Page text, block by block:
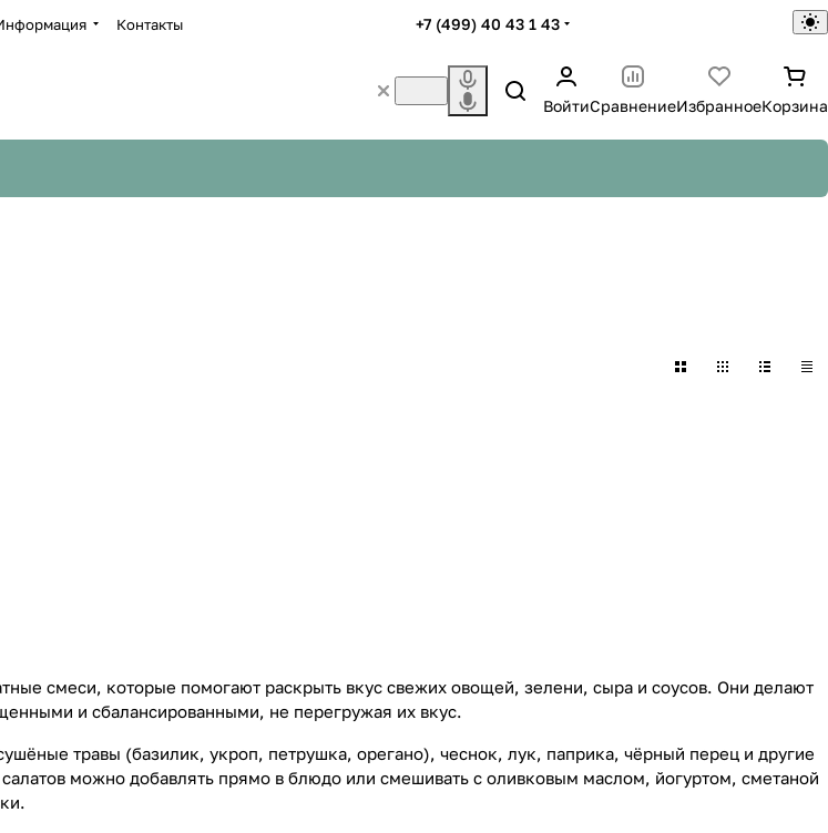
Контакты +7 (499) 40 43 1 43
ВойтиСравнениеИзбранноеКорзина
смеси, которые помогают раскрыть вкус свежих овощей, зелени, сыра и соусов. Они делают
и сбалансированными, не перегружая их вкус.
травы (базилик, укроп, петрушка, орегано), чеснок, лук, паприка, чёрный перец и другие
можно добавлять прямо в блюдо или смешивать с оливковым маслом, йогуртом, сметаной